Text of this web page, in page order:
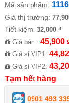
Mã sản phẩm:
Giá thị trường:
Tiết kiệm: 32,000 ₫
Giá bán : 45,900
Giá sỉ VIP1:
Giá sỉ VIP2:
Tạm hết hàng
0901 493